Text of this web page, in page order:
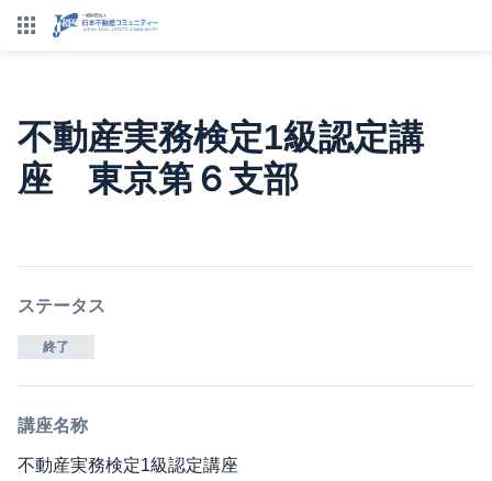
不動産実務検定1級認定講
座 東京第６支部
ステータス
終了
講座名称
不動産実務検定1級認定講座